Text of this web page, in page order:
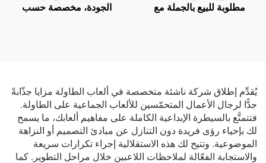
مطلوبة للبيع بالجملة مع
الجودة، مخصصة حسب
المصنعة الأصلية (OEM)، مع
أحجام مختلفة للرزمة (Deck
Size)
يُقدِّم إطلاق شركة ناشئة متخصصة في ألعاب الطاولة مزايا جذّابةً
جدًّا لرجال الأعمال المتحمّسين للألعاب الجماعية على الطاولة.
فتتمتَّع بالسيطرة الإبداعية الكاملة على مفاهيم ألعابك، ما يسمح
لك بإحياء رؤى فريدة دون التنازل عن مبادئ التصميم أو النزاهة
الموضوعية. وتتيح لك هذه الاستقلالية إجراء تكرارات سريعة
والاستجابة الفعّالة لملاحظات اللاعبين خلال مراحل التطوير. كما